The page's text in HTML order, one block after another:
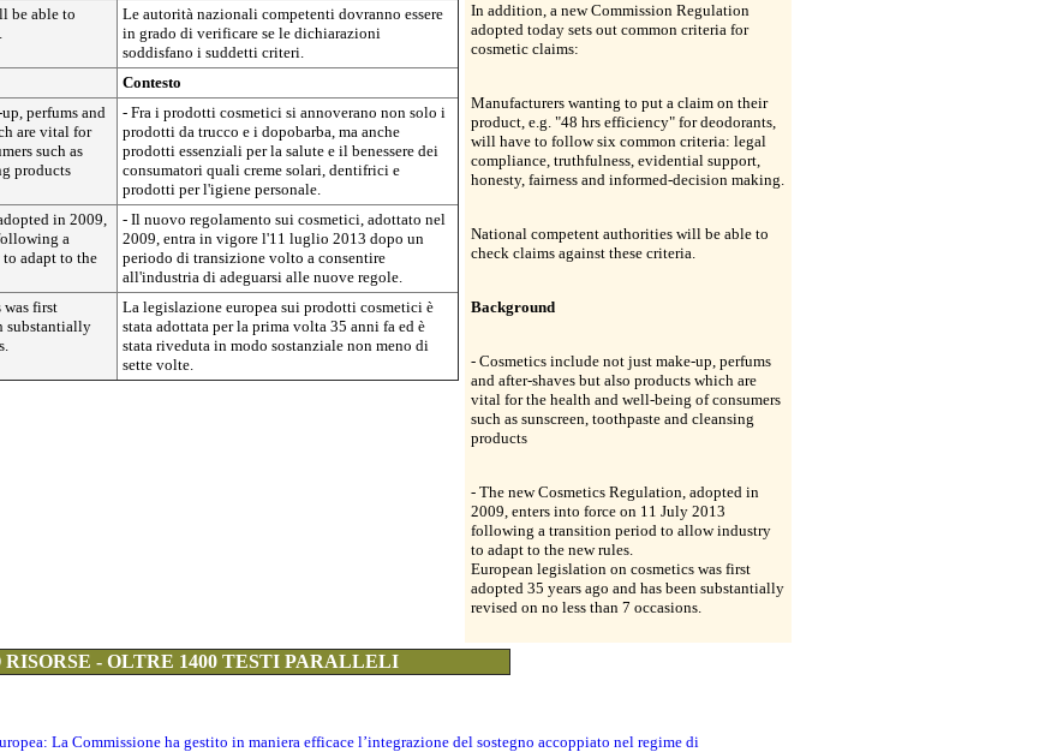
be able to
Le autorità nazionali competenti dovranno essere
in grado di verificare se le dichiarazioni
soddisfano i suddetti criteri.
Contesto
perfums and
are vital for
such as
products
- Fra i prodotti cosmetici si annoverano non solo i
prodotti da trucco e i dopobarba, ma anche
prodotti essenziali per la salute e il benessere dei
consumatori quali creme solari, dentifrici e
prodotti per l'igiene personale.
in 2009,
a
adapt to the
- Il nuovo regolamento sui cosmetici, adottato nel
2009, entra in vigore l'11 luglio 2013 dopo un
periodo di transizione volto a consentire
all'industria di adeguarsi alle nuove regole.
was first
substantially
La legislazione europea sui prodotti cosmetici è
stata adottata per la prima volta 35 anni fa ed è
stata riveduta in modo sostanziale non meno di
sette volte.
In addition, a new Commission Regulation
adopted today sets out common criteria for
cosmetic claims:
Manufacturers wanting to put a claim on their
product, e.g. "48 hrs efficiency" for deodorants,
will have to follow six common criteria: legal
compliance, truthfulness, evidential support,
honesty, fairness and informed-decision making.
National competent authorities will be able to
check claims against these criteria.
Background
- Cosmetics include not just make-up, perfums
and after-shaves but also products which are
vital for the health and well-being of consumers
such as sunscreen, toothpaste and cleansing
products
- The new Cosmetics Regulation, adopted in
2009, enters into force on 11 July 2013
following a transition period to allow industry
to adapt to the new rules.
European legislation on cosmetics was first
adopted 35 years ago and has been substantially
revised on no less than 7 occasions.
- OLTRE 1400 TESTI PARALLELI
La Commissione ha gestito in maniera efficace l’integrazione del sostegno accoppiato nel regime di